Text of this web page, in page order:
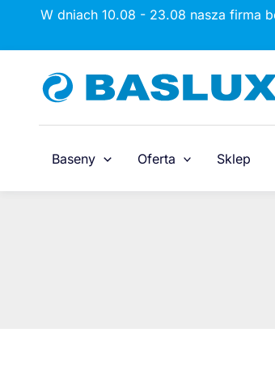
Przejdź
treści
W dniach 10.08 - 23.08 nasza firma
Baseny Oferta Sklep